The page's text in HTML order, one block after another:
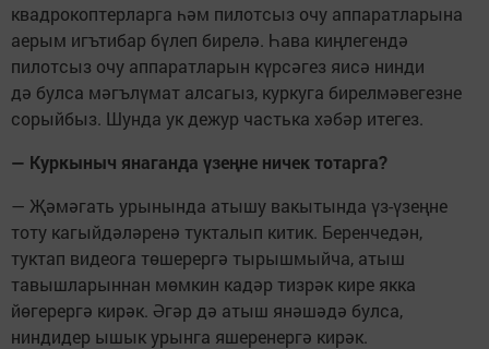
квадрокоптерларга һәм пилотсыз очу аппаратларына
аерым игътибар бүлеп бирелә. Һава киңлегендә
пилотсыз очу аппаратларын күрсәгез яисә нинди
дә булса мәгълүмат алсагыз, куркуга бирелмәвегезне
сорыйбыз. Шунда ук дежур частька хәбәр итегез.
— Куркыныч янаганда үзеңне ничек тотарга?
— Җәмәгать урынында атышу вакытында үз-үзеңне
тоту кагыйдәләренә тукталып китик. Беренчедән,
туктап видеога төшерергә тырышмыйча, атыш
тавышларыннан мөмкин кадәр тизрәк кире якка
йөгерергә кирәк. Әгәр дә атыш янәшәдә булса,
ниндидер ышык урынга яшеренергә кирәк.